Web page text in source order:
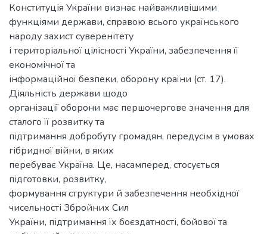
Конституція України визнає найважливішими
функціями держави, справою всього українського
народу захист суверенітету
і територіальної цілісності України, забезпечення її
економічної та
інформаційної безпеки, оборону країни (ст. 17).
Діяльність держави щодо
організації оборони має першочергове значення для
сталого її розвитку та
підтримання добробуту громадян, передусім в умовах
гібридної війни, в яких
перебуває Україна. Це, насамперед, стосується
підготовки, розвитку,
формування структури й забезпечення необхідної
чисельності Збройних Сил
України, підтримання їх боєздатності, бойової та